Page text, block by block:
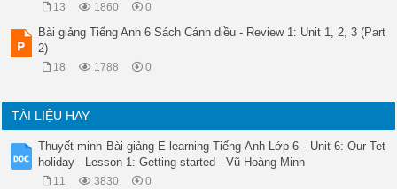
13 1860 0
Bài giảng Tiếng Anh 6 Sách Cánh diều - Review 1: Unit 1, 2, 3 (Part
2)
18 1788 0
TÀI LIỆU HAY
Thuyết minh Bài giảng E-learning Tiếng Anh Lớp 6 - Unit 6: Our Tet
holiday - Lesson 1: Getting started - Vũ Hoàng Minh
11 3830 0